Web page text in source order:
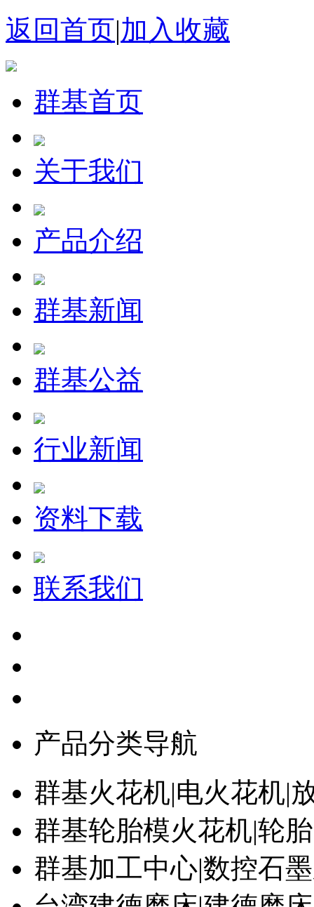
返回首页|加入收藏
群基首页
关于我们
产品介绍
群基新闻
群基公益
行业新闻
资料下载
联系我们
产品分类导航
群基火花机|电火花机|
群基轮胎模火花机|轮
群基加工中心|数控石